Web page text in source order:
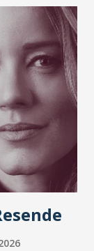
Dias Branco.
autenticidade
marca,
em que todo
O NM2B
com
claro.
entre
So...